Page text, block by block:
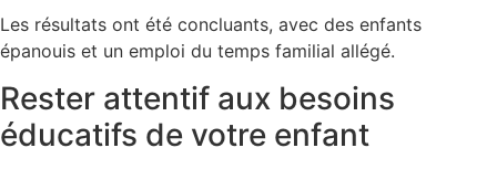
Les résultats ont été concluants, avec des enfants
épanouis et un emploi du temps familial allégé.
Rester attentif aux besoins
éducatifs de votre enfant